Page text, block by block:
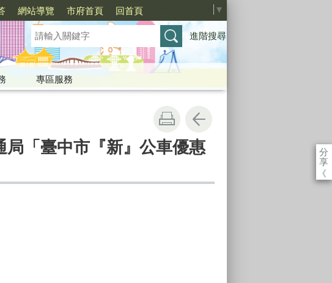
網站導覽 市府首頁 回首頁 ▼
進階搜尋
專區服務
分
享
《
「臺中市『新』公車優惠